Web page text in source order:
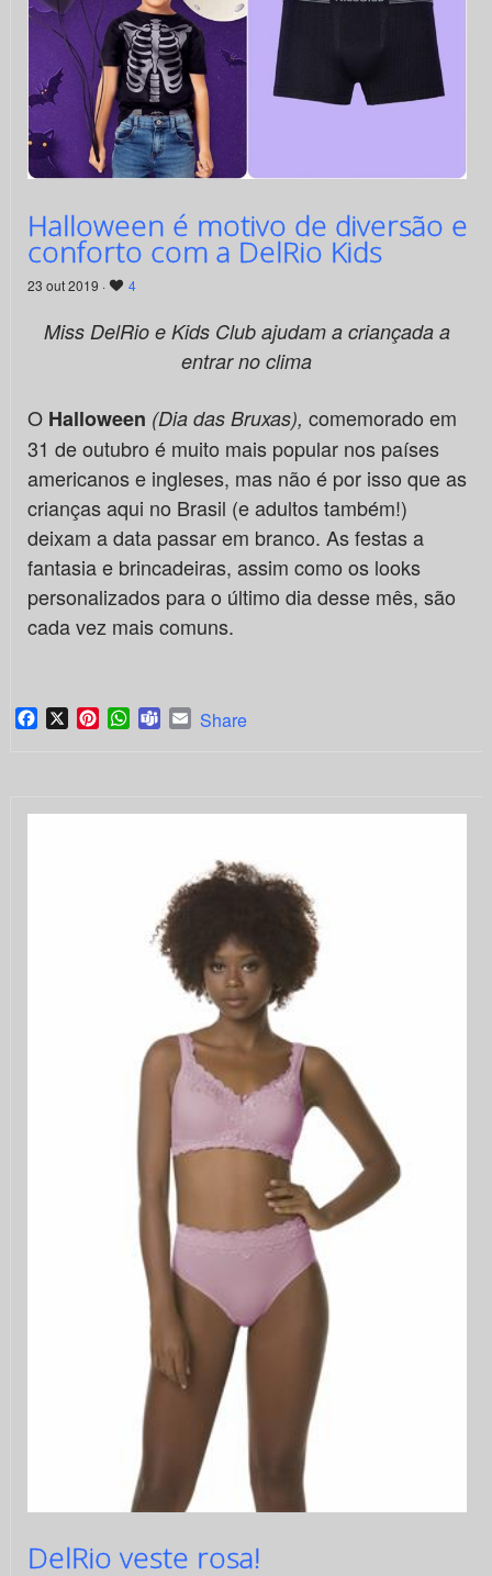
Halloween é motivo de diversão e
conforto com a DelRio Kids
23 out 2019 · 4
Miss DelRio e Kids Club ajudam a criançada a
entrar no clima
O Halloween (Dia das Bruxas), comemorado em
31 de outubro é muito mais popular nos países
americanos e ingleses, mas não é por isso que as
crianças aqui no Brasil (e adultos também!)
deixam a data passar em branco. As festas a
fantasia e brincadeiras, assim como os looks
personalizados para o último dia desse mês, são
cada vez mais comuns.
Facebook
X PinterestWhatsApp
TeamsEmail
Share
DelRio veste rosa!